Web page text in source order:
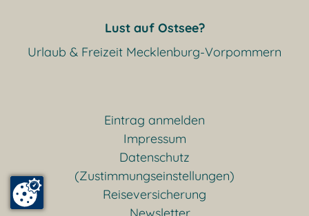
Lust auf Ostsee?
Urlaub & Freizeit Mecklenburg-Vorpommern
Eintrag anmelden
Impressum
Datenschutz
(Zustimmungseinstellungen)
Reiseversicherung